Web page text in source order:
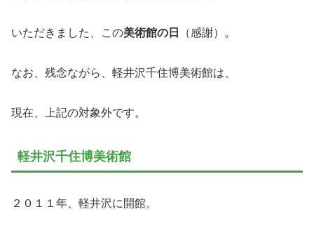
いただきました、この美術館の日 （感謝）。
なお、残念ながら、軽井沢千住博美術館は、
現在、上記の対象外です。
軽井沢千住博美術館
２０１１年、軽井沢に開館。